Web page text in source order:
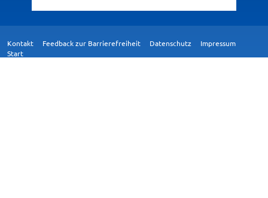
Kontakt Feedback zur Barrierefreiheit Datenschutz
Impressum
Start